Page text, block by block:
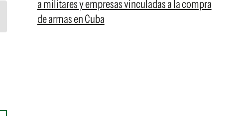
a militares y empresas vinculadas a la compra
de armas en Cuba